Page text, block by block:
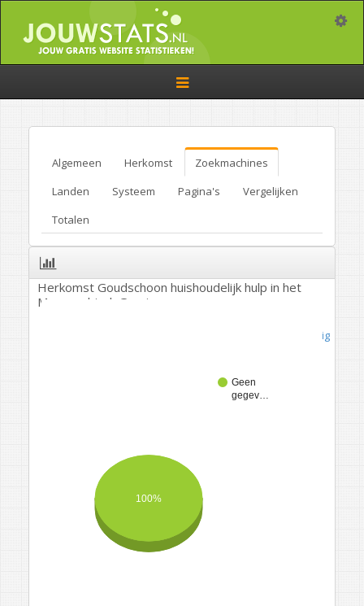
Toggle
navigation
Algemeen Herkomst
Zoekmachines
Landen
Systeem Pagina's
Vergelijken
Totalen
Herkomst Goudschoon huishoudelijk hulp in het
Marnegebied, Groningen.
Overig
Geen
gegev…
100%